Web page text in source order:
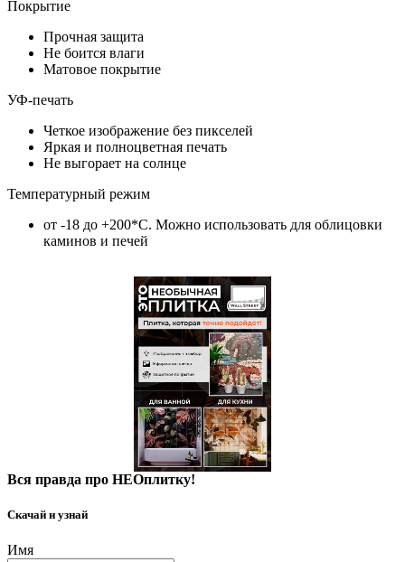
Покрытие
Прочная защита
Не боится влаги
Матовое покрытие
УФ-печать
Четкое изображение без пикселей
Яркая и полноцветная печать
Не выгорает на солнце
Температурный режим
от -18 до +200*C. Можно использовать для облицовки
каминов и печей
Вся правда про НЕОплитку!
Скачай и узнай
Имя